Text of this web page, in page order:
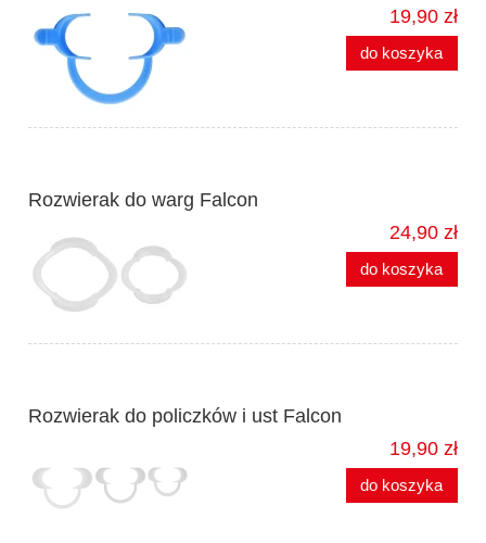
19,90 zł
do koszyka
Rozwierak do warg Falcon
24,90 zł
do koszyka
Rozwierak do policzków i ust Falcon
19,90 zł
do koszyka